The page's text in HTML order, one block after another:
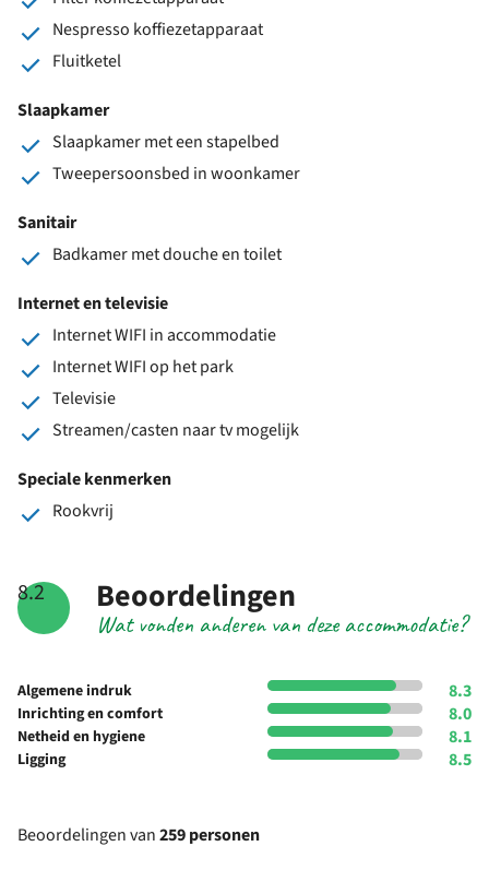
Nespresso koffiezetapparaat
Fluitketel
Slaapkamer
Slaapkamer met een stapelbed
Tweepersoonsbed in woonkamer
Sanitair
Badkamer met douche en toilet
Internet en televisie
Internet WIFI in accommodatie
Internet WIFI op het park
Televisie
Streamen/casten naar tv mogelijk
Speciale kenmerken
Rookvrij
8.2
Wat vonden anderen van deze accommodatie?
Beoordelingen
Algemene indruk 8.3
Inrichting en comfort 8.0
Netheid en hygiene 8.1
Ligging 8.5
Beoordelingen van259 personen